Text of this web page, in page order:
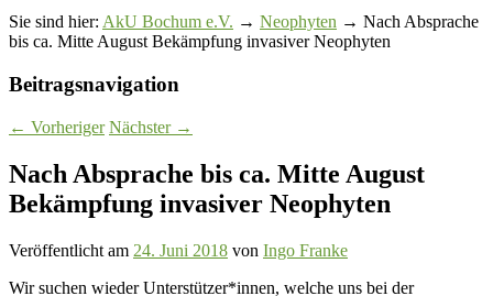
Sie sind hier: AkU Bochum e.V. → Neophyten → Nach Absprache
bis ca. Mitte August Bekämpfung invasiver Neophyten
Beitragsnavigation
← Vorheriger Nächster →
Nach Absprache bis ca. Mitte August
Bekämpfung invasiver Neophyten
Veröffentlicht am 24. Juni 2018 von Ingo Franke
Wir suchen wieder Unterstützer*innen, welche uns bei der